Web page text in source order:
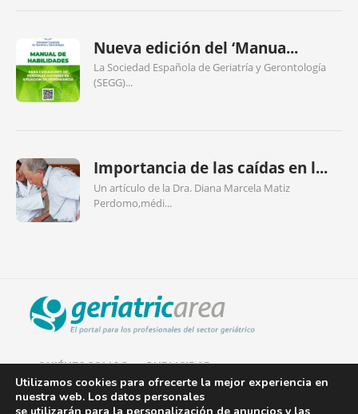
Nueva edición del ‘Manua...
La Sociedad Española de Geriatría y Gerontología
(SEGG)...
Importancia de las caídas en l...
Un artículo de la Dra. Diana Marcela Matiz
Perdomo,médi...
QUIÉNES SOMOS PUBLICIDAD
AVISO LEGAL
Utilizamos cookies para ofrecerte la mejor experiencia en
nuestra web. Los datos personales